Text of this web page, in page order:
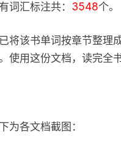
词汇标注共： 3548个。
将该书单词按章节整理
使用这份文档，读完全
为各文档截图：